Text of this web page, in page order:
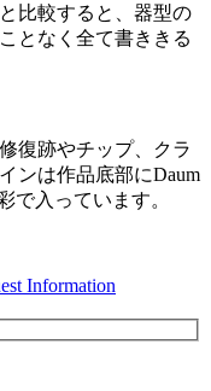
比較すると、器型の
となく全て書ききる
復跡やチップ、クラ
ンは作品底部にDaum
で入っています。
Information